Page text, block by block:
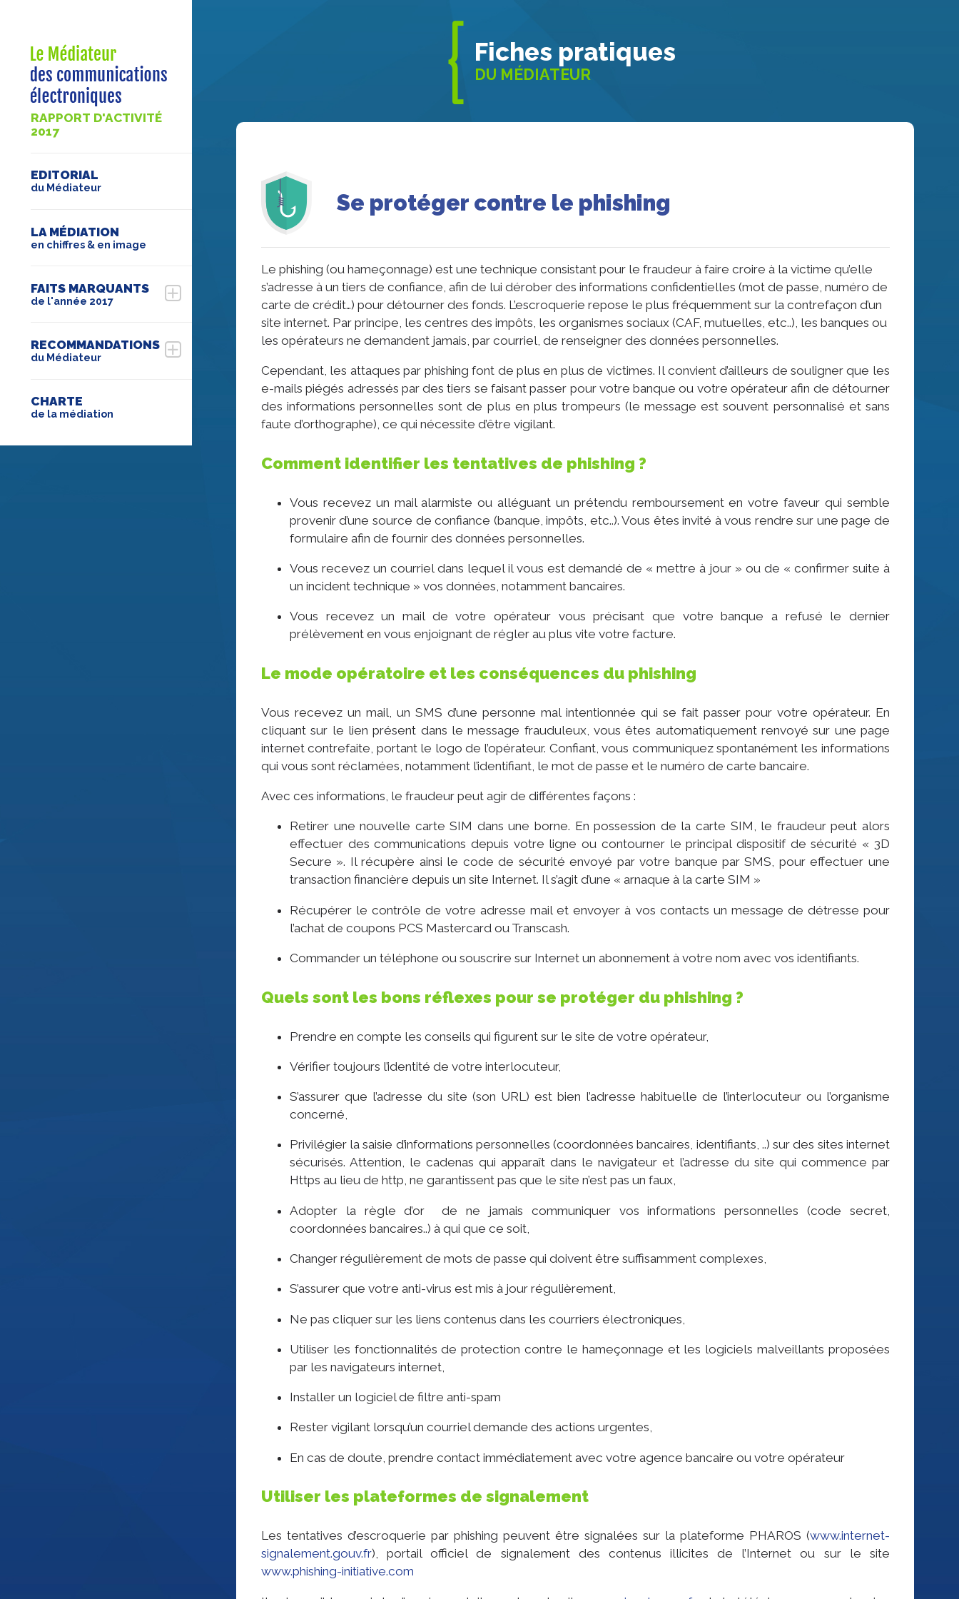
RAPPORT D'ACTIVITÉ
2017
EDITORIAL
du Médiateur
LA MÉDIATION
en chiffres & en image
FAITS MARQUANTS
de l'année 2017
RECOMMANDATIONS
du Médiateur
CHARTE
de la médiation
{ Fiches pratiques
DU MÉDIATEUR
Se protéger contre le phishing
Le phishing (ou hameçonnage) est une technique consistant pour le fraudeur à faire croire à la victime qu’elle
s’adresse à un tiers de confiance, afin de lui dérober des informations confidentielles (mot de passe, numéro de
carte de crédit…) pour détourner des fonds. L’escroquerie repose le plus fréquemment sur la contrefaçon d’un
site internet. Par principe, les centres des impôts, les organismes sociaux (CAF, mutuelles, etc..), les banques ou
les opérateurs ne demandent jamais, par courriel, de renseigner des données personnelles.
Cependant, les attaques par phishing font de plus en plus de victimes. Il convient d’ailleurs de souligner que les
e-mails piégés adressés par des tiers se faisant passer pour votre banque ou votre opérateur afin de détourner
des informations personnelles sont de plus en plus trompeurs (le message est souvent personnalisé et sans
faute d’orthographe), ce qui nécessite d’être vigilant.
Comment identifier les tentatives de phishing ?
Vous recevez un mail alarmiste ou alléguant un prétendu remboursement en votre faveur qui semble
provenir d’une source de confiance (banque, impôts, etc..). Vous êtes invité à vous rendre sur une page de
formulaire afin de fournir des données personnelles.
Vous recevez un courriel dans lequel il vous est demandé de « mettre à jour » ou de « confirmer suite à
un incident technique » vos données, notamment bancaires.
Vous recevez un mail de votre opérateur vous précisant que votre banque a refusé le dernier
prélèvement en vous enjoignant de régler au plus vite votre facture.
Le mode opératoire et les conséquences du phishing
Vous recevez un mail, un SMS d’une personne mal intentionnée qui se fait passer pour votre opérateur. En
cliquant sur le lien présent dans le message frauduleux, vous êtes automatiquement renvoyé sur une page
internet contrefaite, portant le logo de l’opérateur. Confiant, vous communiquez spontanément les informations
qui vous sont réclamées, notamment l’identifiant, le mot de passe et le numéro de carte bancaire.
Avec ces informations, le fraudeur peut agir de différentes façons :
Retirer une nouvelle carte SIM dans une borne. En possession de la carte SIM, le fraudeur peut alors
effectuer des communications depuis votre ligne ou contourner le principal dispositif de sécurité « 3D
Secure ». Il récupère ainsi le code de sécurité envoyé par votre banque par SMS, pour effectuer une
transaction financière depuis un site Internet. Il s’agit d’une « arnaque à la carte SIM »
Récupérer le contrôle de votre adresse mail et envoyer à vos contacts un message de détresse pour
l’achat de coupons PCS Mastercard ou Transcash.
Commander un téléphone ou souscrire sur Internet un abonnement à votre nom avec vos identifiants.
Quels sont les bons réflexes pour se protéger du phishing ?
Prendre en compte les conseils qui figurent sur le site de votre opérateur,
Vérifier toujours l’identité de votre interlocuteur,
S’assurer que l’adresse du site (son URL) est bien l’adresse habituelle de l’interlocuteur ou l’organisme
concerné,
Privilégier la saisie d’informations personnelles (coordonnées bancaires, identifiants, ..) sur des sites internet
sécurisés. Attention, le cadenas qui apparaît dans le navigateur et l’adresse du site qui commence par
Https au lieu de http, ne garantissent pas que le site n’est pas un faux,
Adopter la règle d’or de ne jamais communiquer vos informations personnelles (code secret,
coordonnées bancaires..) à qui que ce soit,
Changer régulièrement de mots de passe qui doivent être suffisamment complexes,
S’assurer que votre anti-virus est mis à jour régulièrement,
Ne pas cliquer sur les liens contenus dans les courriers électroniques,
Utiliser les fonctionnalités de protection contre le hameçonnage et les logiciels malveillants proposées
par les navigateurs internet,
Installer un logiciel de filtre anti-spam
Rester vigilant lorsqu’un courriel demande des actions urgentes,
En cas de doute, prendre contact immédiatement avec votre agence bancaire ou votre opérateur
Utiliser les plateformes de signalement
Les tentatives d’escroquerie par phishing peuvent être signalées sur la plateforme PHAROS (www.internet-
signalement.gouv.fr), portail officiel de signalement des contenus illicites de l’Internet ou sur le site
www.phishing-initiative.com